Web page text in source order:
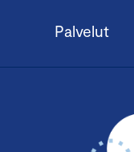
Palvelut